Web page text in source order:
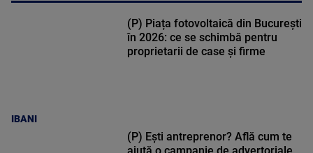
IBANI
(P) Piața fotovoltaică din București
în 2026: ce se schimbă pentru
proprietarii de case și firme
(P) Ești antreprenor? Află cum te